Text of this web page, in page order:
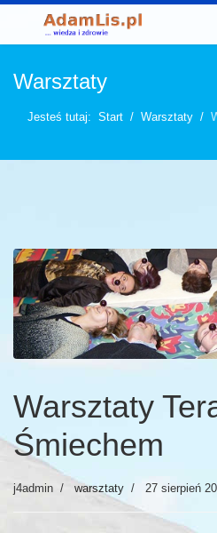
Warsztaty
Jesteś tutaj: Start Warsztaty
Warsztaty
Śmiechem
j4admin warsztaty 27 sierpień